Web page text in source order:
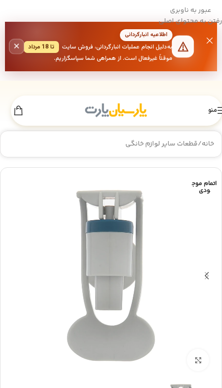
عبور به ناوبری
رفتن به محتوای اصلی
اطلاعیه انبارگردانی
به‌دلیل انجام عملیات انبارگردانی، فروش سایت
تا 18 مرداد
موقتاً غیرفعال است. از همراهی شما سپاسگزاریم.
×
منو
خانه/قطعات سایر لوازم خانگی
اتمام موج
ودی
بزرگنمایی تصویر